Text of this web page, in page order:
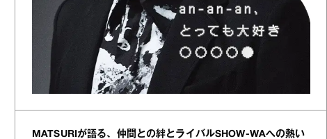
MATSURIが語る、仲間との絆とライバルSHOW-WAへの熱い